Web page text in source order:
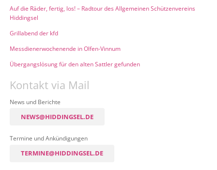
Auf die Räder, fertig, los! – Radtour des Allgemeinen Schützenvereins
Hiddingsel
Grillabend der kfd
Messdienerwochenende in Olfen-Vinnum
Übergangslösung für den alten Sattler gefunden
Kontakt via Mail
News und Berichte
NEWS@HIDDINGSEL.DE
Termine und Ankündigungen
TERMINE@HIDDINGSEL.DE